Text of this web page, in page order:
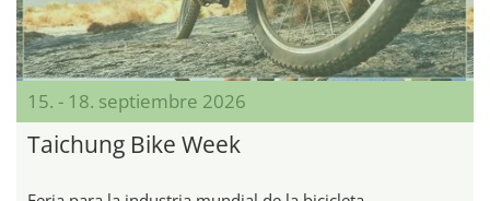
15. - 18. septiembre 2026
Taichung Bike Week